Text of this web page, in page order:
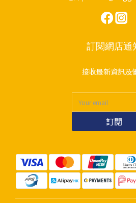
訂閱網店通
接收最新資訊及
訂閱